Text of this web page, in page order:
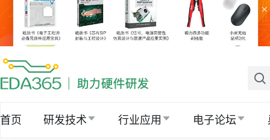
×
首页 研发技术 行业应用 电子论坛